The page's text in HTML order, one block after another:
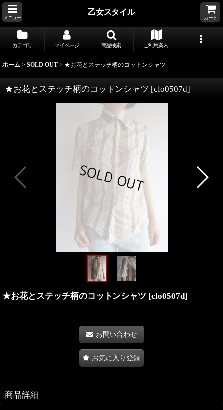
メニュー
乙女スタイル
カート
カテゴリ マイページ 商品検索 ご利用案内
ホーム > SOLD OUT > ★お花とステッチ柄のコットンシャツ
★お花とステッチ柄のコットンシャツ [clo0507d]
★お花とステッチ柄のコットンシャツ [clo0507d]
お問い合わせ
お気に入り登録
商品詳細